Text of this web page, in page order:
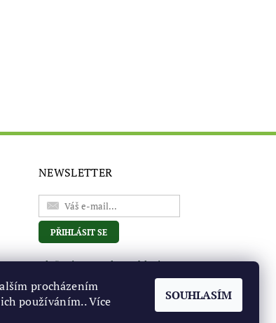
NEWSLETTER
Vložením e-mailu souhlasíte s
podmínkami ochrany osobních
údajů
procházením
používáním.. Více
SOUHLASÍM